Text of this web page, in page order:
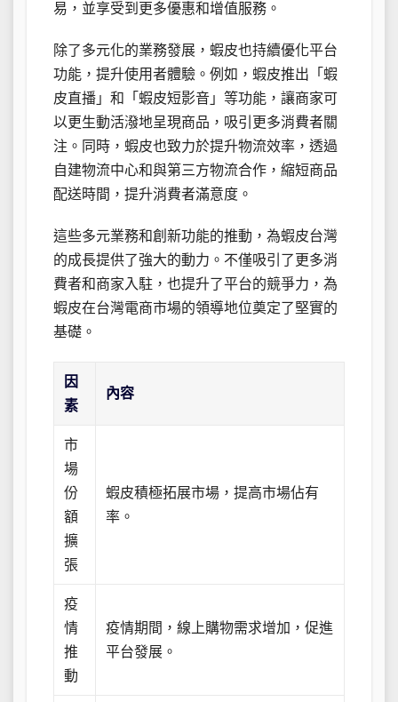
易，並享受到更多優惠和增值服務。
除了多元化的業務發展，蝦皮也持續優化平台
功能，提升使用者體驗。例如，蝦皮推出「蝦
皮直播」和「蝦皮短影音」等功能，讓商家可
以更生動活潑地呈現商品，吸引更多消費者關
注。同時，蝦皮也致力於提升物流效率，透過
自建物流中心和與第三方物流合作，縮短商品
配送時間，提升消費者滿意度。
這些多元業務和創新功能的推動，為蝦皮台灣
的成長提供了強大的動力。不僅吸引了更多消
費者和商家入駐，也提升了平台的競爭力，為
蝦皮在台灣電商市場的領導地位奠定了堅實的
基礎。
因
素
內容
市
場
份
額
擴
張
蝦皮積極拓展市場，提高市場佔有
率。
疫
情
推
動
疫情期間，線上購物需求增加，促進
平台發展。